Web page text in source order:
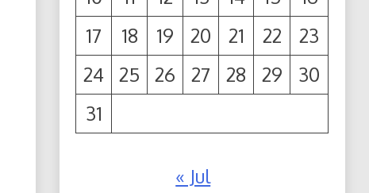
17
18 19 20 21 22
23
24
25 26 27 28 29
30
31
« Jul